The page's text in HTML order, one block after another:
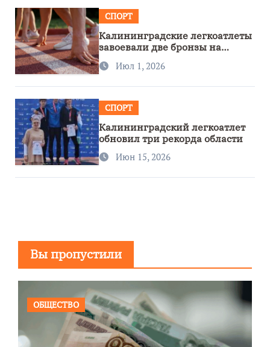
СПОРТ
Калининградские легкоатлеты
завоевали две бронзы на
первенстве России
Июл 1, 2026
СПОРТ
Калининградский легкоатлет
обновил три рекорда области
Июн 15, 2026
Вы пропустили
ОБЩЕСТВО